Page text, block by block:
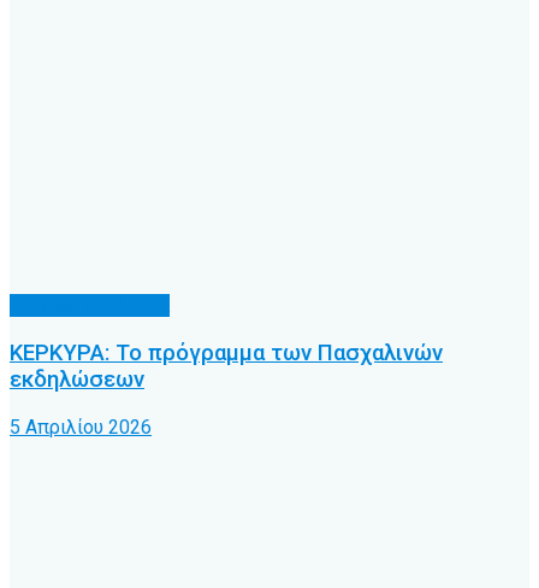
ΚΕΡΚΥΡΑ: Το πρόγραμμα των Πασχαλινών
εκδηλώσεων
5 Απριλίου 2026